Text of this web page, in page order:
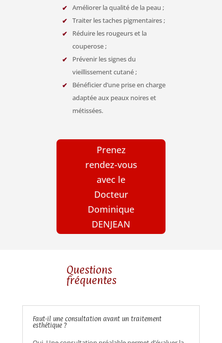
Améliorer la qualité de la peau ;
Traiter les taches pigmentaires ;
Réduire les rougeurs et la
couperose ;
Prévenir les signes du
vieillissement cutané ;
Bénéficier d’une prise en charge
adaptée aux peaux noires et
métissées.
Prenez
rendez-vous
avec le
Docteur
Dominique
DENJEAN
Questions
fréquentes
Faut-il une consultation avant un traitement
esthétique ?